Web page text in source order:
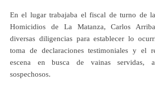
En el lugar trabajaba el fiscal de turno de
Homicidios de La Matanza, Carlos
diversas diligencias para establecer lo
toma de declaraciones testimoniales y el
escena en busca de vainas servidas,
sospechosos.